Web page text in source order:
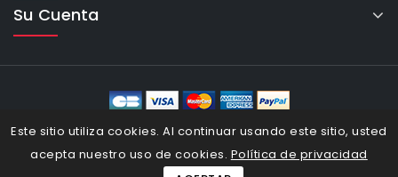
Su Cuenta
Este sitio utiliza cookies. Al continuar usando este sitio, usted
acepta nuestro uso de cookies. Política de privacidad
eCommerce Cybertron © 2026